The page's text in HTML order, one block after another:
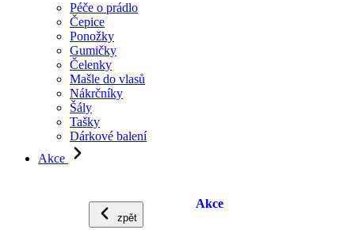
Péče o prádlo
Čepice
Ponožky
Gumičky
Čelenky
Mašle do vlasů
Nákrčníky
Šály
Tašky
Dárkové balení
Akce
zpět
Akce